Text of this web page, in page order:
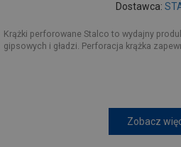
Dostawca:
Krążki perforowane Stalco to wydajny
gipsowych i gładzi. Perforacja krążka
Zobacz